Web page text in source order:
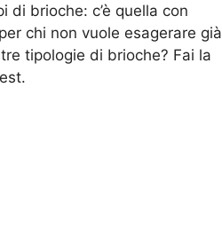
brioche: c’è quella con
chi non vuole esagerare già
tipologie di brioche? Fai la